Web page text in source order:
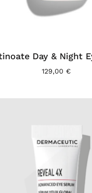
Day & Night
129,00 €